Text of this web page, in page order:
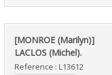
‎[MONROE (Marilyn)]
LACLOS (Michel).‎
Reference : L13612